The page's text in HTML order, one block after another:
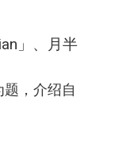
」、月半
，介绍自